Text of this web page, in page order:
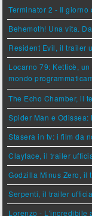
Terminator 2 - Il
Behemoth! Una vita.
Resident Evil, il trailer
Locarno 79: Ketticè,
mondo
The Echo Chamber, il
Spider Man e
Stasera in tv: i film da
Clayface, il trailer
Godzilla Minus Zero, il
Serpenti, il trailer
Lorenzo - L'incredibile